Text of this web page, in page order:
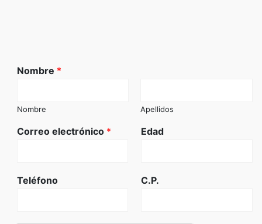
Nombre *
Nombre Apellidos
Correo electrónico * Edad
Teléfono C.P.